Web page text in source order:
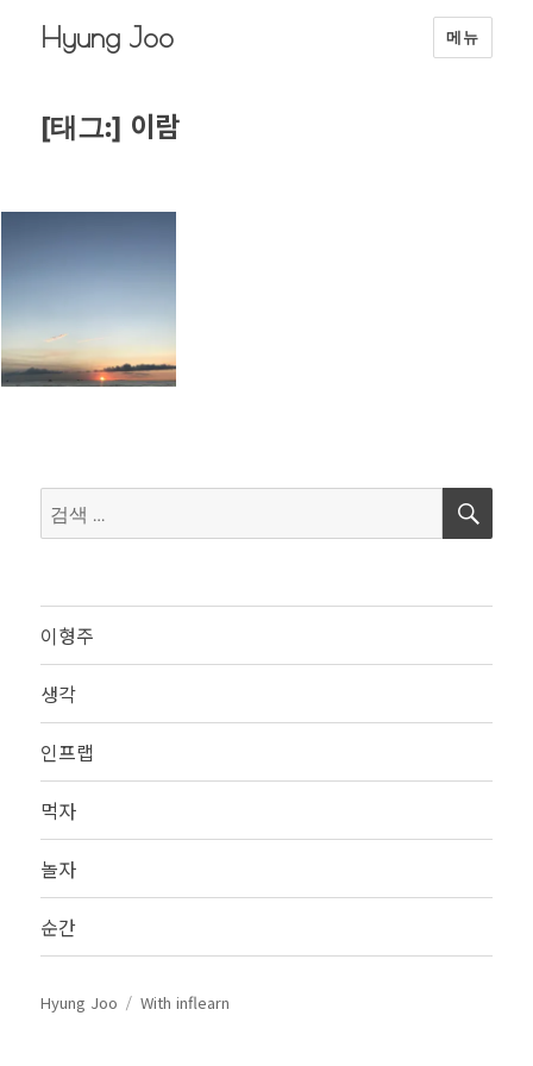
Hyung Joo 메뉴
[태그:] 이람
검
색:
검
이형주
생각
인프랩
먹자
놀자
순간
Hyung Joo With inflearn